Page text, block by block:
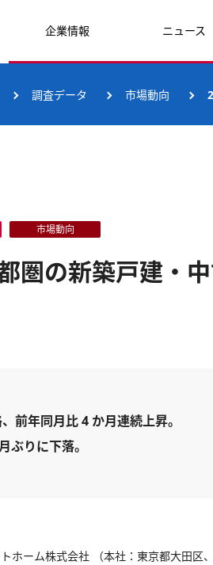
企業情報 ニュース
調査データ 市場動向
市場動向
圏の新築戸建・
前年同月比 4 か月連続上昇。
ぶりに下落。
ホーム株式会社 （本社：東京都大田